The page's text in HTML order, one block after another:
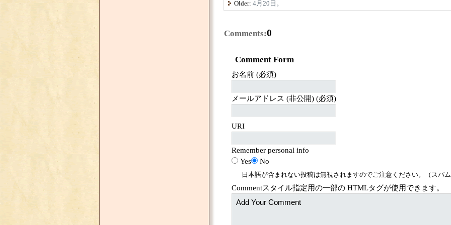
Older:4月20日。
Comments:0
Comment Form
お名前 (必須)
メールアドレス (非公開) (必須)
URI
Remember personal info
Yes
No
日本語が含まれない投稿は無視されますのでご注意ください。（スパ
Commentスタイル指定用の一部の HTMLタグが使用できます。